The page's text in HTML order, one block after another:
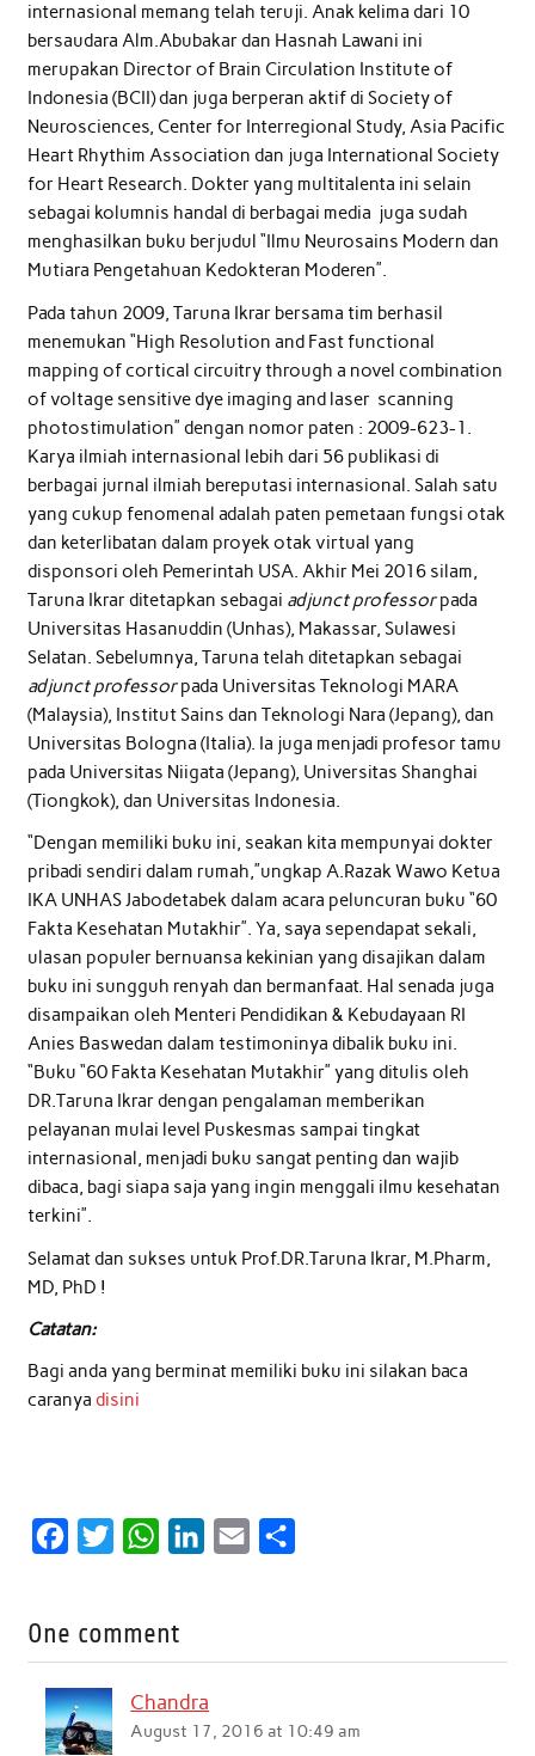
internasional memang telah teruji. Anak kelima dari 10
bersaudara Alm.Abubakar dan Hasnah Lawani ini
merupakan Director of Brain Circulation Institute of
Indonesia (BCII) dan juga berperan aktif di Society of
Neurosciences, Center for Interregional Study, Asia Pacific
Heart Rhythim Association dan juga International Society
for Heart Research. Dokter yang multitalenta ini selain
sebagai kolumnis handal di berbagai media juga sudah
menghasilkan buku berjudul “Ilmu Neurosains Modern dan
Mutiara Pengetahuan Kedokteran Moderen”.
Pada tahun 2009, Taruna Ikrar bersama tim berhasil
menemukan “High Resolution and Fast functional
mapping of cortical circuitry through a novel combination
of voltage sensitive dye imaging and laser scanning
photostimulation” dengan nomor paten : 2009-623-1.
Karya ilmiah internasional lebih dari 56 publikasi di
berbagai jurnal ilmiah bereputasi internasional. Salah satu
yang cukup fenomenal adalah paten pemetaan fungsi otak
dan keterlibatan dalam proyek otak virtual yang
disponsori oleh Pemerintah USA. Akhir Mei 2016 silam,
Taruna Ikrar ditetapkan sebagai adjunct professorpada
Universitas Hasanuddin (Unhas), Makassar, Sulawesi
Selatan. Sebelumnya, Taruna telah ditetapkan sebagai
adjunct professorpada Universitas Teknologi MARA
(Malaysia), Institut Sains dan Teknologi Nara (Jepang), dan
Universitas Bologna (Italia). Ia juga menjadi profesor tamu
pada Universitas Niigata (Jepang), Universitas Shanghai
(Tiongkok), dan Universitas Indonesia.
“Dengan memiliki buku ini, seakan kita mempunyai dokter
pribadi sendiri dalam rumah,”ungkap A.Razak Wawo Ketua
IKA UNHAS Jabodetabek dalam acara peluncuran buku “60
Fakta Kesehatan Mutakhir”. Ya, saya sependapat sekali,
ulasan populer bernuansa kekinian yang disajikan dalam
buku ini sungguh renyah dan bermanfaat. Hal senada juga
disampaikan oleh Menteri Pendidikan & Kebudayaan RI
Anies Baswedan dalam testimoninya dibalik buku ini.
“Buku “60 Fakta Kesehatan Mutakhir” yang ditulis oleh
DR.Taruna Ikrar dengan pengalaman memberikan
pelayanan mulai level Puskesmas sampai tingkat
internasional, menjadi buku sangat penting dan wajib
dibaca, bagi siapa saja yang ingin menggali ilmu kesehatan
terkini”.
Selamat dan sukses untuk Prof.DR.Taruna Ikrar, M.Pharm,
MD, PhD !
Catatan:
Bagi anda yang berminat memiliki buku ini silakan baca
caranya disini
e
o
o
t
W
t
A
d
One comment
Chandra
August 17, 2016 at 10:49 am